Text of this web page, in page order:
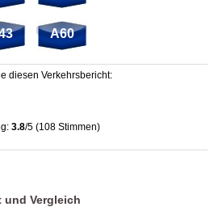
A60
diesen Verkehrsbericht:
3.8/5 (108 Stimmen)
Sperrung & Baustellen ,3.8out of5based on
und Vergleich